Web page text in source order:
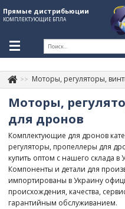
Прямые дистрибьюции
КОМПЛЕКТУЮЩИЕ БПЛА
+380507774092
About Company
Обзоры
Категории
Бренды
Моторы, регуляторы,
Моторы,
для дронов
Комплектующие для дронов
регуляторы, пропеллеры для
купить оптом с нашего склада в
Компоненты и детали для
импортированы в Украину
происхождения, качества,
гарантийным обслуживанием.